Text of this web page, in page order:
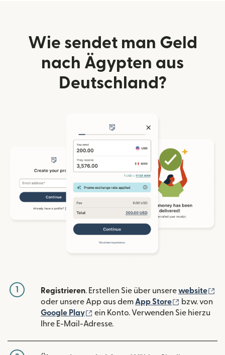
Wie sendet man Geld
nach Ägypten aus
Deutschland?
1 Registrieren. Erstellen Sie über unserewebsite
oder unsere App aus demApp Store (wird in
bzw. von
Google Play
(wird in einem neuen Fenster
ein Konto. Verwenden Sie hierzu
Ihre E-Mail-Adresse.